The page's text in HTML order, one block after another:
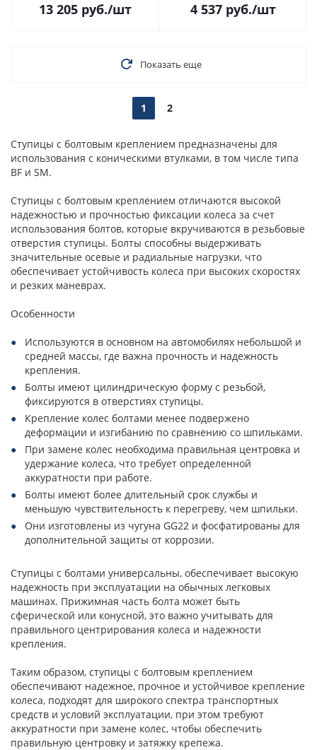
13 205руб./шт 4 537руб./шт
Показать еще
1 2
Ступицы с болтовым креплением предназначены для
использования с коническими втулками, в том числе типа
BF и SM.
Ступицы с болтовым креплением отличаются высокой
надежностью и прочностью фиксации колеса за счет
использования болтов, которые вкручиваются в резьбовые
отверстия ступицы. Болты способны выдерживать
значительные осевые и радиальные нагрузки, что
обеспечивает устойчивость колеса при высоких скоростях
и резких маневрах.
Особенности
Используются в основном на автомобилях небольшой и
средней массы, где важна прочность и надежность
крепления.
Болты имеют цилиндрическую форму с резьбой,
фиксируются в отверстиях ступицы.
Крепление колес болтами менее подвержено
деформации и изгибанию по сравнению со шпильками.
При замене колес необходима правильная центровка и
удержание колеса, что требует определенной
аккуратности при работе.
Болты имеют более длительный срок службы и
меньшую чувствительность к перегреву, чем шпильки.
Они изготовлены из чугуна GG22 и фосфатированы для
дополнительной защиты от коррозии.
Ступицы с болтами универсальны, обеспечивает высокую
надежность при эксплуатации на обычных легковых
машинах. Прижимная часть болта может быть
сферической или конусной, это важно учитывать для
правильного центрирования колеса и надежности
крепления.
Таким образом, ступицы с болтовым креплением
обеспечивают надежное, прочное и устойчивое крепление
колеса, подходят для широкого спектра транспортных
средств и условий эксплуатации, при этом требуют
аккуратности при замене колес, чтобы обеспечить
правильную центровку и затяжку крепежа.